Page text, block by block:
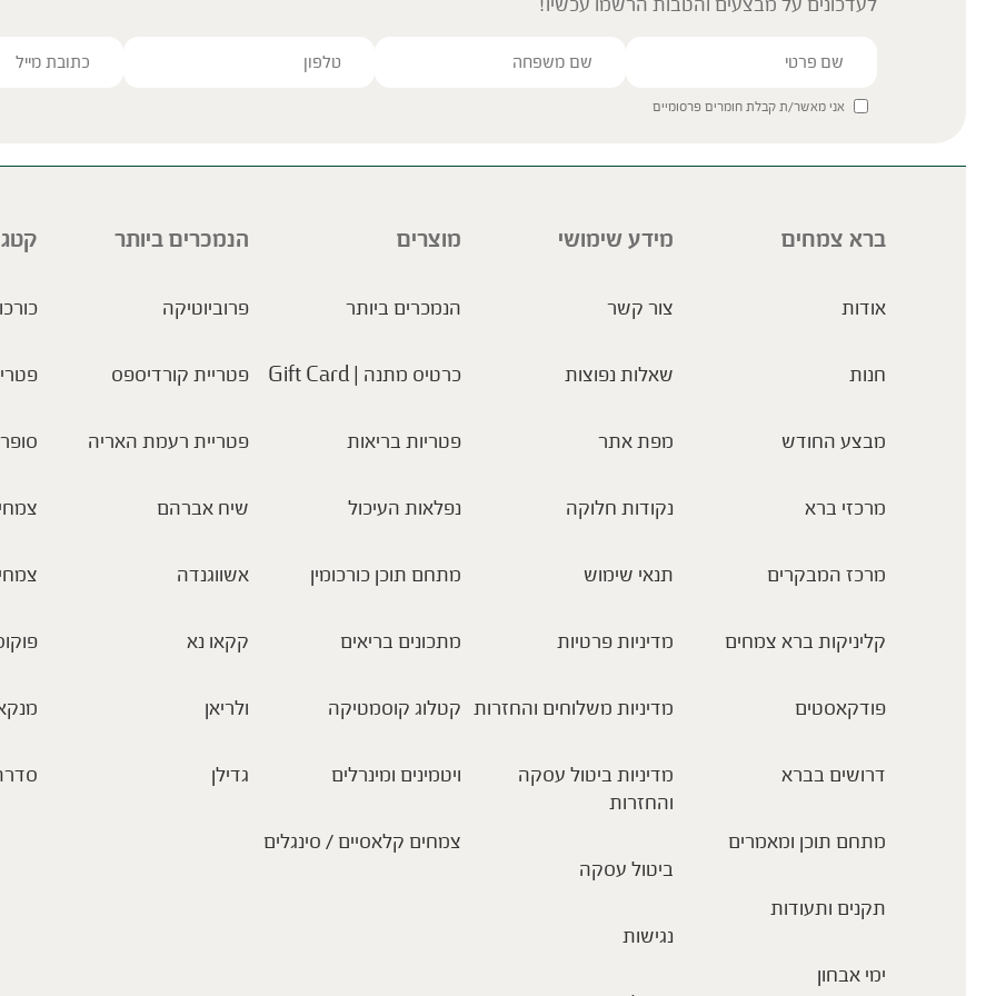
אני מאשר/ת קבלת חומרים פרסומיים
ברא צמחים
אודות
חנות
מבצע החודש
מרכזי ברא
מרכז המבקרים
קליניקות ברא צמחים
פודקאסטים
דרושים בברא
מתחם תוכן ומאמרים
תקנים ותעודות
ימי אבחון
מידע שימושי
צור קשר
שאלות נפוצות
מפת אתר
נקודות חלוקה
תנאי שימוש
מדיניות פרטיות
מדיניות משלוחים והחזרות
מדיניות ביטול עסקה
והחזרות
ביטול עסקה
נגישות
מוצרים
הנמכרים ביותר
כרטיס מתנה | Gift Card
פטריות בריאות
נפלאות העיכול
מתחם תוכן כורכומין
מתכונים בריאים
קטלוג קוסמטיקה
ויטמינים ומינרלים
צמחים קלאסיים / סינגלים
הנמכרים ביותר
פרוביוטיקה
פטריית קורדיספס
פטריית רעמת האריה
שיח אברהם
אשווגנדה
קקאו נא
ולריאן
גדילן